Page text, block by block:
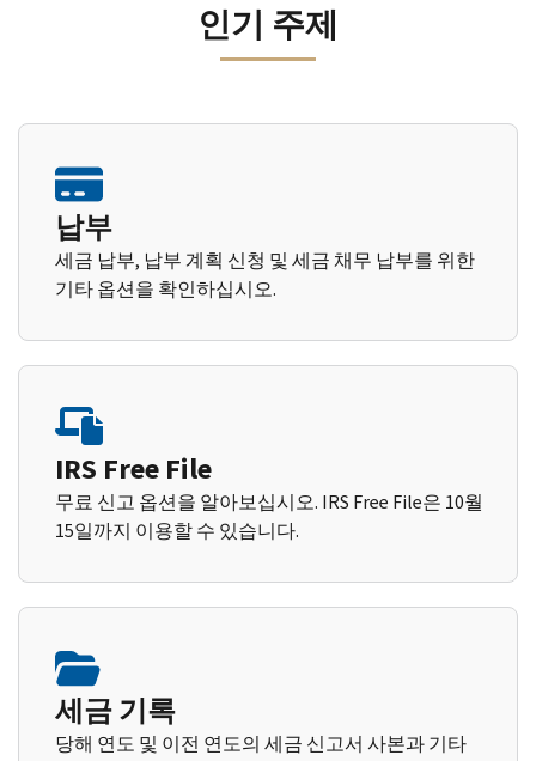
인기 주제
납부
세금 납부, 납부 계획 신청 및 세금 채무 납부를 위한
기타 옵션을 확인하십시오.
IRS Free File
무료 신고 옵션을 알아보십시오. IRS Free File은 10월
15일까지 이용할 수 있습니다.
세금 기록
당해 연도 및 이전 연도의 세금 신고서 사본과 기타